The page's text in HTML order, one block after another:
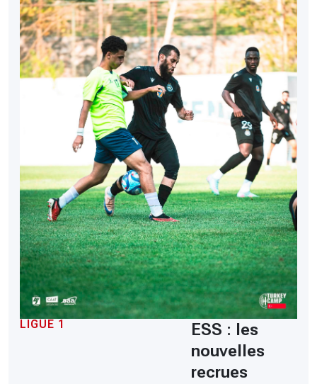
LIGUE 1
ESS : les
nouvelles
recrues